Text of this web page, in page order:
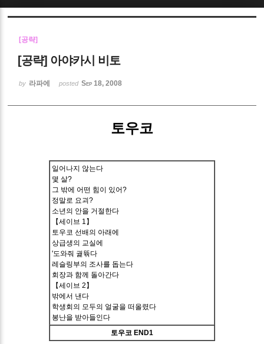
[공략]
[공략] 아야카시 비토
by 라파에 posted Sep 18, 2008
토우코
일어나지 않는다
몇 살?
그 밖에 어떤 힘이 있어?
정말로 요괴?
소년의 안을 거절한다
【세이브 1】
토우코 선배의 아래에
상급생의 교실에
'도와줘 궕뜎다
레슬링부의 조사를 돕는다
회장과 함께 돌아간다
【세이브 2】
밖에서 낸다
학생회의 모두의 얼굴을 떠올렸다
봉난을 받아들인다
토우코 END1
Sketchbook5, 스케치북5
Sketchbook5, 스케치북5